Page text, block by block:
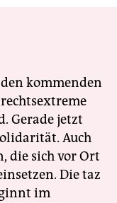
kommenden
Gerade jetzt
Auch
die sich vor Ort
Die taz
im